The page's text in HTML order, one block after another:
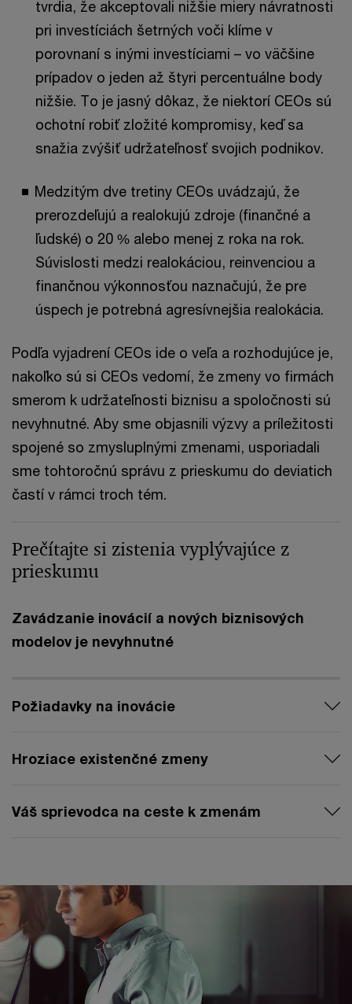
tvrdia, že akceptovali nižšie miery návratnosti
pri investíciách šetrných voči klíme v
porovnaní s inými investíciami – vo väčšine
prípadov o jeden až štyri percentuálne body
nižšie. To je jasný dôkaz, že niektorí CEOs sú
ochotní robiť zložité kompromisy, keď sa
snažia zvýšiť udržateľnosť svojich podnikov.
Medzitým dve tretiny CEOs uvádzajú, že
prerozdeľujú a realokujú zdroje (finančné a
ľudské) o 20 % alebo menej z roka na rok.
Súvislosti medzi realokáciou, reinvenciou a
finančnou výkonnosťou naznačujú, že pre
úspech je potrebná agresívnejšia realokácia.
Podľa vyjadrení CEOs ide o veľa a rozhodujúce je,
nakoľko sú si CEOs vedomí, že zmeny vo firmách
smerom k udržateľnosti biznisu a spoločnosti sú
nevyhnutné. Aby sme objasnili výzvy a príležitosti
spojené so zmysluplnými zmenami, usporiadali
sme tohtoročnú správu z prieskumu do deviatich
častí v rámci troch tém.
Prečítajte si zistenia vyplývajúce z
prieskumu
Zavádzanie inovácií a nových biznisových
modelov je nevyhnutné
Požiadavky na inovácie
Hroziace existenčné zmeny
Váš sprievodca na ceste k zmenám